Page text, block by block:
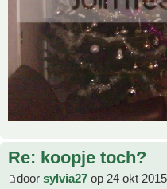
Re: koopje toch?
door sylvia27 op 24 okt